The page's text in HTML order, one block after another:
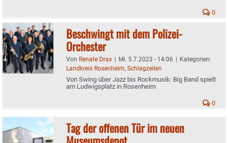
0
Beschwingt mit dem Polizei-
Orchester
Von Renate Drax | Mi. 5.7.2023 - 14:06 | Kategorien:
Landkreis Rosenheim, Schlagzeilen
Von Swing über Jazz bis Rockmusik: Big Band spielt
am Ludwigsplatz in Rosenheim
0
Tag der offenen Tür im neuen